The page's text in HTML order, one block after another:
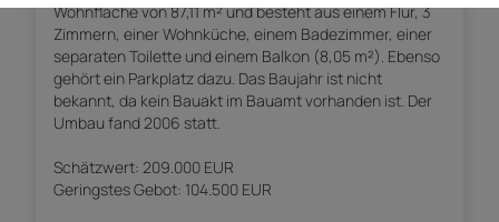
Wohnfläche von 87,11 m² und besteht aus einem Flur, 3
Zimmern, einer Wohnküche, einem Badezimmer, einer
separaten Toilette und einem Balkon (8,05 m²). Ebenso
gehört ein Parkplatz dazu. Das Baujahr ist nicht
bekannt, da kein Bauakt im Bauamt vorhanden ist. Der
Umbau fand 2006 statt.
Schätzwert: 209.000 EUR
Geringstes Gebot: 104.500 EUR